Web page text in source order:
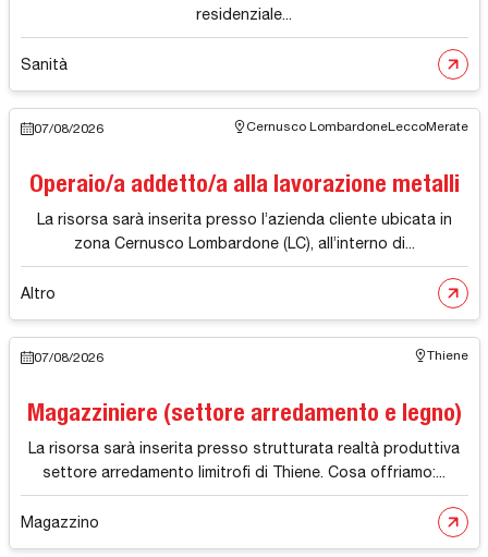
residenziale...
Sanità
07/08/2026 Cernusco LombardoneLeccoMerate
Operaio/a addetto/a alla lavorazione metalli
La risorsa sarà inserita presso l’azienda cliente ubicata in
zona Cernusco Lombardone (LC), all’interno di...
Altro
07/08/2026 Thiene
Magazziniere (settore arredamento e legno)
La risorsa sarà inserita presso strutturata realtà produttiva
settore arredamento limitrofi di Thiene. Cosa offriamo:...
Magazzino